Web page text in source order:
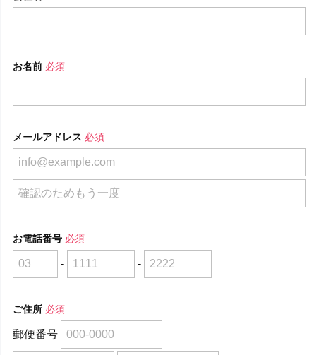
お名前 必須
メールアドレス 必須
お電話番号 必須
- -
ご住所 必須
郵便番号